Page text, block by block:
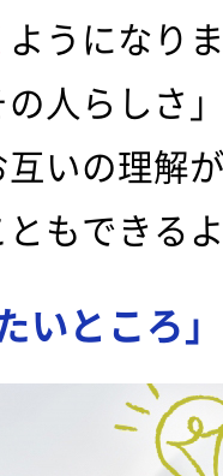
ようになり
人らしさ
いの理解
もできる
いところ